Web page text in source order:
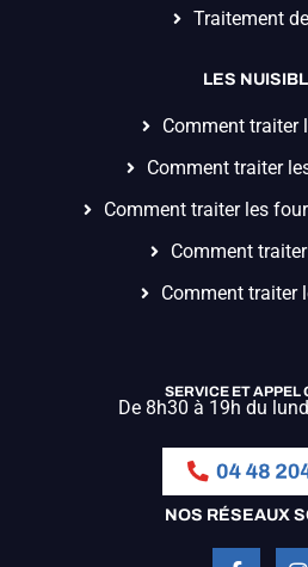
Traitement
LES
Comment traiter
Comment traiter
Comment traiter les
Comment
Comment traiter
SERVICE ET APPEL
De 8h30 à 19h du
NOS RÉSEAUX